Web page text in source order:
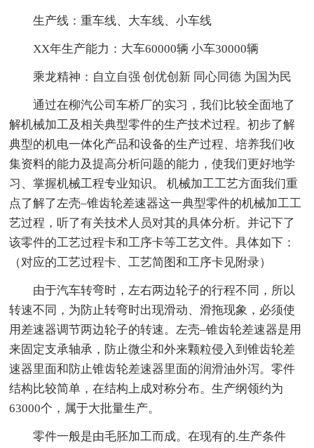
生产线：重车线、大车线、小车线
XX年生产能力：大车60000辆 小车30000辆
乘龙精神：自立自强 创优创新 同心同德 为国为民
通过在柳汽公司车桥厂的实习，我们比较全面地了
解机械加工及相关典型零件的生产技术过程。初步了解
典型的机电一体化产品和设备的生产过程、培养我们收
集资料的能力及提高分析问题的能力，使我们更好地学
习、掌握机械工程专业知识。 机械加工工艺方面我们重
点了解了左壳–锥齿轮差速器这一典型零件的机械加工工
艺过程，听了有关技术人员对其的具体分析。并记下了
该零件的工艺过程卡和工序卡等工艺文件。具体如下：
（对应的工艺过程卡、工艺简图和工序卡见附录）
由于汽车转弯时，左右两边轮子的行程不同，所以
转速不同，为防止转弯时出现滑动、滑拖现象，必须使
用差速器调节两边轮子的转速。左壳–锥齿轮差速器是用
来固定支承轴承，防止微尘和外来颗粒侵入到锥齿轮差
速器里面和防止锥齿轮差速器里面的润滑油外泻。零件
结构比较简单，在结构上成对称分布。生产纲领约为
63000个，属于大批量生产。
零件一般是由毛胚加工而成。在现有的.生产条件